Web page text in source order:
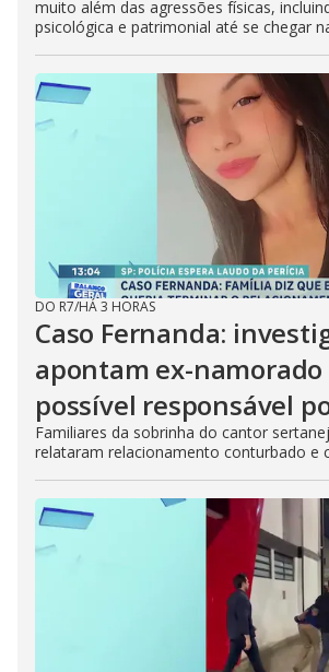
muito além das agressões físicas,
psicológica e patrimonial até se chegar
DO R7/HÁ 3 HORAS
Caso Fernanda:
apontam ex-namorado
possível responsável
Familiares da sobrinha do cantor
relataram relacionamento conturbado e